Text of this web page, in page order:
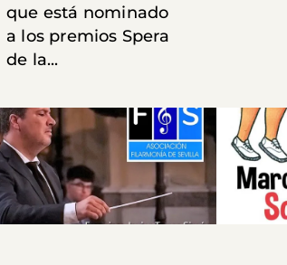
que está nominado
a los premios Spera
de la...